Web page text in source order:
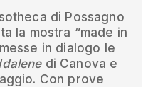
di Possagno
la mostra “made in
in dialogo le
di Canova e
Con prove